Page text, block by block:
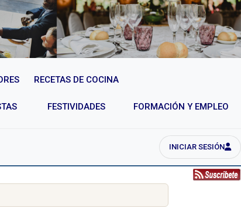
RECETAS DE COCINA
FESTIVIDADES FORMACIÓN Y EMPLEO
INICIAR SESIÓN